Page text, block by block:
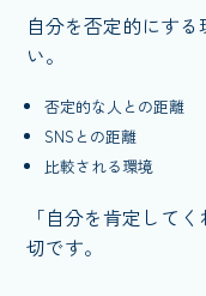
自分を否定的にす
い。
否定的な人との距離
SNSとの距離
比較される環境
「自分を肯定して
切です。